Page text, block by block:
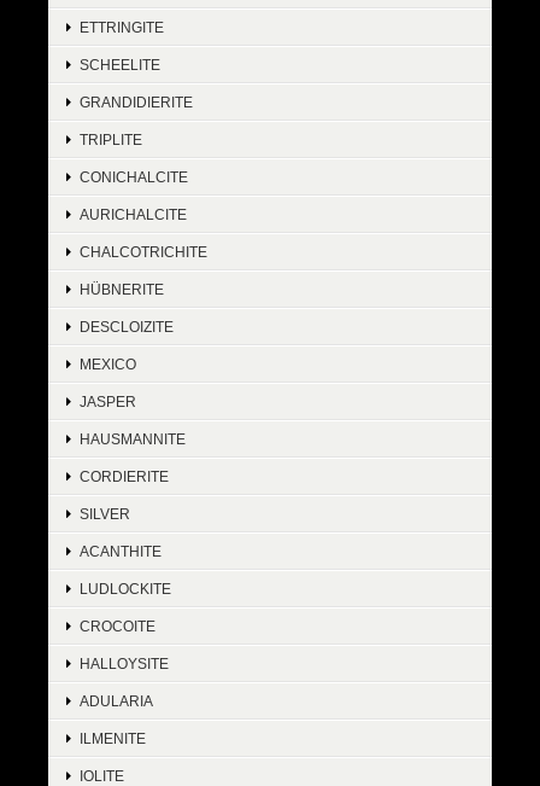
ETTRINGITE
SCHEELITE
GRANDIDIERITE
TRIPLITE
CONICHALCITE
AURICHALCITE
CHALCOTRICHITE
HÜBNERITE
DESCLOIZITE
MEXICO
JASPER
HAUSMANNITE
CORDIERITE
SILVER
ACANTHITE
LUDLOCKITE
CROCOITE
HALLOYSITE
ADULARIA
ILMENITE
IOLITE